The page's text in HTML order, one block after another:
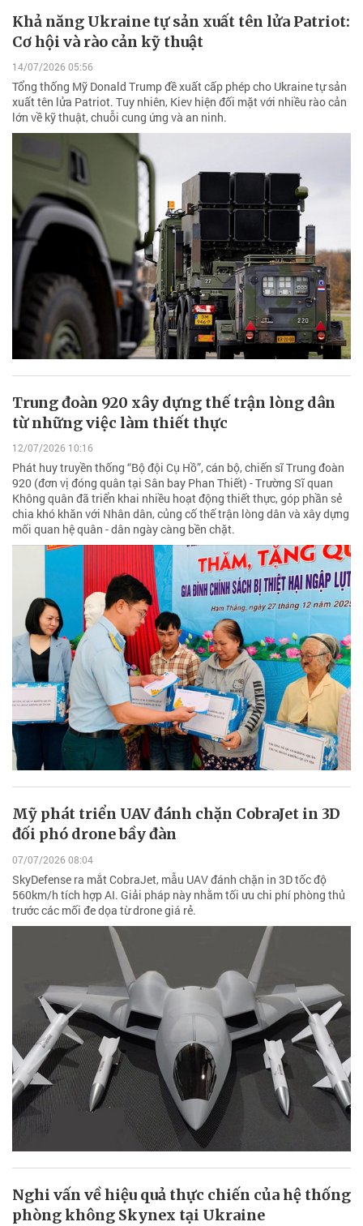
Khả năng Ukraine tự sản xuất tên lửa Patriot:
Cơ hội và rào cản kỹ thuật
14/07/2026 05:56
Tổng thống Mỹ Donald Trump đề xuất cấp phép cho Ukraine tự sản
xuất tên lửa Patriot. Tuy nhiên, Kiev hiện đối mặt với nhiều rào cản
lớn về kỹ thuật, chuỗi cung ứng và an ninh.
Trung đoàn 920 xây dựng thế trận lòng dân
từ những việc làm thiết thực
12/07/2026 10:16
Phát huy truyền thống “Bộ đội Cụ Hồ”, cán bộ, chiến sĩ Trung đoàn
920 (đơn vị đóng quân tại Sân bay Phan Thiết) - Trường Sĩ quan
Không quân đã triển khai nhiều hoạt động thiết thực, góp phần sẻ
chia khó khăn với Nhân dân, củng cố thế trận lòng dân và xây dựng
mối quan hệ quân - dân ngày càng bền chặt.
Mỹ phát triển UAV đánh chặn CobraJet in 3D
đối phó drone bầy đàn
07/07/2026 08:04
SkyDefense ra mắt CobraJet, mẫu UAV đánh chặn in 3D tốc độ
560km/h tích hợp AI. Giải pháp này nhằm tối ưu chi phí phòng thủ
trước các mối đe dọa từ drone giá rẻ.
Nghi vấn về hiệu quả thực chiến của hệ thống
phòng không Skynex tại Ukraine